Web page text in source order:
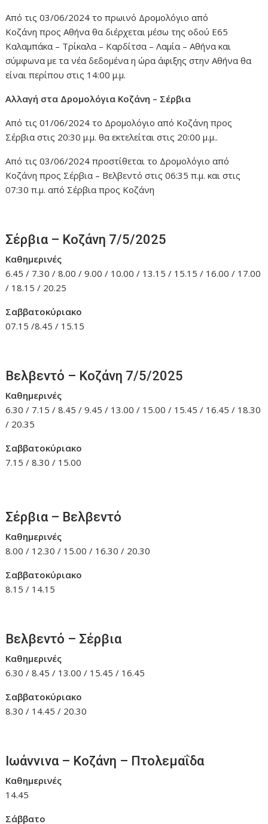
Από τις 03/06/2024 το πρωινό Δρομολόγιο από
Κοζάνη προς Αθήνα θα διέρχεται μέσω της οδού Ε65
Καλαμπάκα – Τρίκαλα – Καρδίτσα – Λαμία – Αθήνα και
σύμφωνα με τα νέα δεδομένα η ώρα άφιξης στην Αθήνα θα
είναι περίπου στις 14:00 μ.μ.
Αλλαγή στα Δρομολόγια Κοζάνη – Σέρβια
Από τις 01/06/2024 το Δρομολόγιο από Κοζάνη προς
Σέρβια στις 20:30 μ.μ. θα εκτελείται στις 20:00 μ.μ..
Από τις 03/06/2024 προστίθεται το Δρομολόγιο από
Κοζάνη προς Σέρβια – Βελβεντό στις 06:35 π.μ. και στις
07:30 π.μ. από Σέρβια προς Κοζάνη
Σέρβια – Κοζάνη 7/5/2025
Καθημερινές
6.45 / 7.30 / 8.00 / 9.00 / 10.00 / 13.15 / 15.15 / 16.00 / 17.00
/ 18.15 / 20.25
Σαββατοκύριακο
07.15 /8.45 / 15.15
Βελβεντό – Κοζάνη 7/5/2025
Καθημερινές
6.30 / 7.15 / 8.45 / 9.45 / 13.00 / 15.00 / 15.45 / 16.45 / 18.30
/ 20.35
Σαββατοκύριακο
7.15 / 8.30 / 15.00
Σέρβια – Βελβεντό
Καθημερινές
8.00 / 12.30 / 15.00 / 16.30 / 20.30
Σαββατοκύριακο
8.15 / 14.15
Βελβεντό – Σέρβια
Καθημερινές
6.30 / 8.45 / 13.00 / 15.45 / 16.45
Σαββατοκύριακο
8.30 / 14.45 / 20.30
Ιωάννινα – Κοζάνη – Πτολεμαΐδα
Καθημερινές
14.45
Σάββατο